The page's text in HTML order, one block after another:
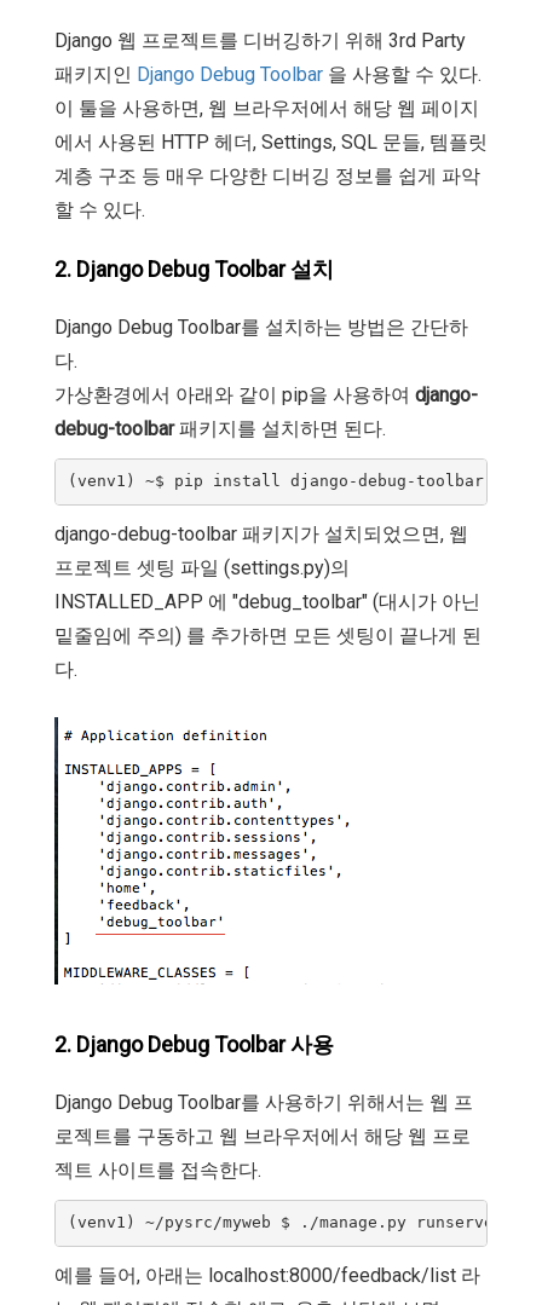
Django 웹 프로젝트를 디버깅하기 위해 3rd Party
패키지인 Django Debug Toolbar 을 사용할 수 있다.
이 툴을 사용하면, 웹 브라우저에서 해당 웹 페이지
에서 사용된 HTTP 헤더, Settings, SQL 문들, 템플릿
계층 구조 등 매우 다양한 디버깅 정보를 쉽게 파악
할 수 있다.
2. Django Debug Toolbar 설치
Django Debug Toolbar를 설치하는 방법은 간단하
다.
가상환경에서 아래와 같이 pip을 사용하여 django-
debug-toolbar패키지를 설치하면 된다.
(venv1) ~$ pip install django-debug-toolbar
django-debug-toolbar 패키지가 설치되었으면, 웹
프로젝트 셋팅 파일 (settings.py)의
INSTALLED_APP 에 "debug_toolbar" (대시가 아닌
밑줄임에 주의) 를 추가하면 모든 셋팅이 끝나게 된
다.
2. Django Debug Toolbar 사용
Django Debug Toolbar를 사용하기 위해서는 웹 프
로젝트를 구동하고 웹 브라우저에서 해당 웹 프로
젝트 사이트를 접속한다.
예를 들어, 아래는 localhost:8000/feedback/list 라